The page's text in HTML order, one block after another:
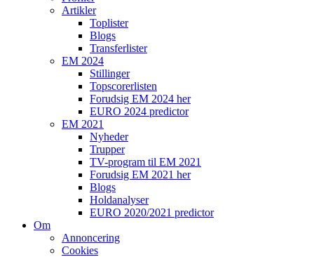
Artikler
Toplister
Blogs
Transferlister
EM 2024
Stillinger
Topscorerlisten
Forudsig EM 2024 her
EURO 2024 predictor
EM 2021
Nyheder
Trupper
TV-program til EM 2021
Forudsig EM 2021 her
Blogs
Holdanalyser
EURO 2020/2021 predictor
Om
Annoncering
Cookies